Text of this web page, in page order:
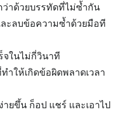
ว่าด้วยบรรทัดที่ไม่ซ้ำกัน
ละลบข้อความซ้ำด้วยมือที
จในไม่กี่วินาที
ำให้เกิดข้อผิดพลาดเวลา
ยขึ้น ก็อป แชร์ และเอาไป